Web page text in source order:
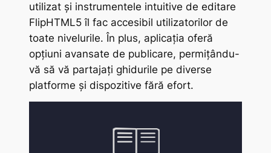
utilizat și instrumentele intuitive de editare
FlipHTML5 îl fac accesibil utilizatorilor de
toate nivelurile. În plus, aplicația oferă
opțiuni avansate de publicare, permițându-
vă să vă partajați ghidurile pe diverse
platforme și dispozitive fără efort.